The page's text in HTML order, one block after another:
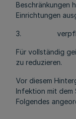
Beschränkungen
Einrichtungen
3.
Für vollständig
zu reduzieren.
Vor diesem
Infektion mit dem
Folgendes